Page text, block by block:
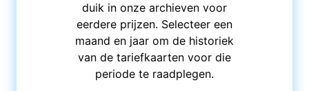
duik in onze archieven voor
eerdere prijzen. Selecteer een
maand en jaar om de historiek
van de tariefkaarten voor die
periode te raadplegen.